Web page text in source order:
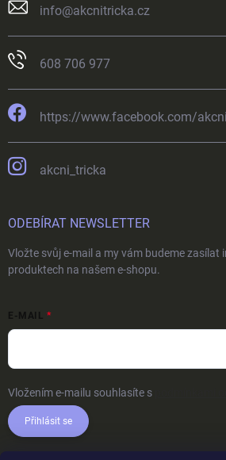
info@akcnitricka.cz
608 706 977
https://www.facebook.com/
akcni_tricka
ODEBÍRAT NEWSLETTER
Vložte svůj e-mail a my vám budeme zasílat
produktech na našem e-shopu.
E-MAIL
Vložením e-mailu souhlasíte s
Přihlásit se